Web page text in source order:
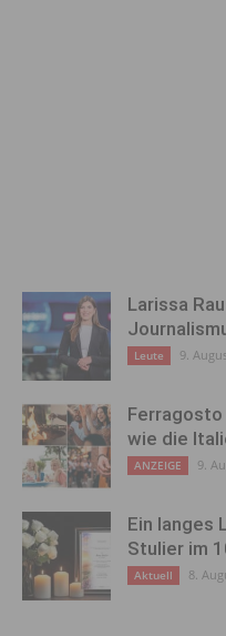
Larissa
Leute 9.
Ferragosto
wie die
ANZEIGE 9.
Ein langes
Stulier im
Aktuell 8.